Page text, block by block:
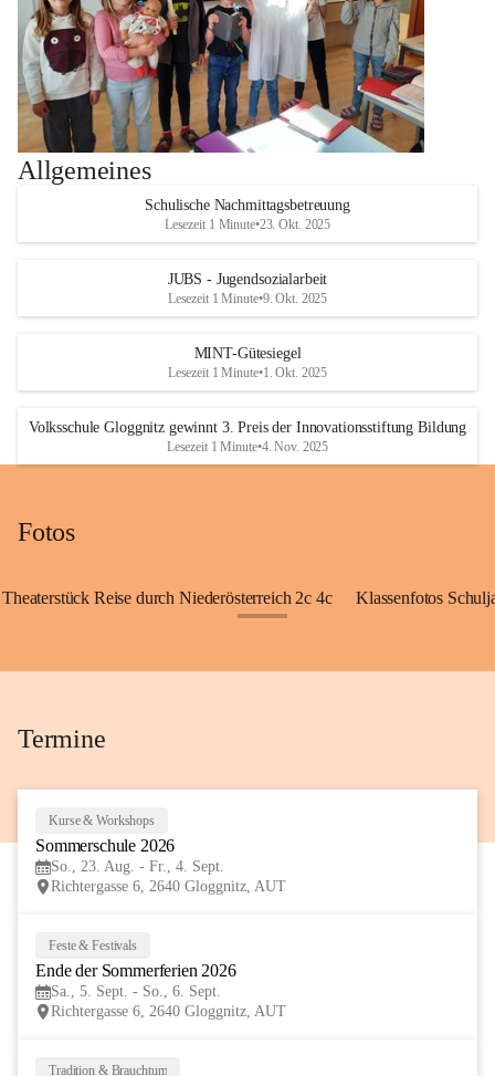
Allgemeines
Schulische Nachmittagsbetreuung
Lesezeit 1 Minute•23. Okt. 2025
JUBS - Jugendsozialarbeit
Lesezeit 1 Minute•9. Okt. 2025
MINT-Gütesiegel
Lesezeit 1 Minute•1. Okt. 2025
Volksschule Gloggnitz gewinnt 3. Preis der Innovationsstiftung Bildung
Lesezeit 1 Minute•4. Nov. 2025
Fotos
Theaterstück Reise durch Niederösterreich 2c 4c Klassenfotos
Termine
Kurse & Workshops
Sommerschule 2026
So., 23. Aug. - Fr., 4. Sept.
Richtergasse 6, 2640 Gloggnitz, AUT
Feste & Festivals
Ende der Sommerferien 2026
Sa., 5. Sept. - So., 6. Sept.
Richtergasse 6, 2640 Gloggnitz, AUT
Tradition & Brauchtum